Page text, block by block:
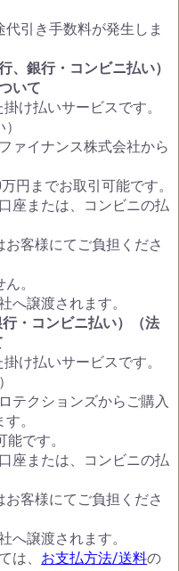
引き手数料が発生しま
、銀行・コンビニ払い）
いて
け払いサービスです。
ァイナンス株式会社から
円までお取引可能です。
座または、コンビニの払
客様にてご負担くださ
。
へ譲渡されます。
・コンビニ払い）（法
け払いサービスです。
テクションズからご購入
。
です。
座または、コンビニの払
客様にてご負担くださ
へ譲渡されます。
は、 お支払方法/送料の